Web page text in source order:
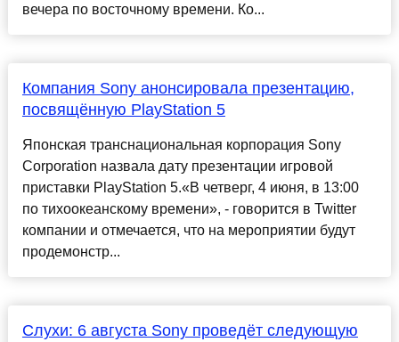
вечера по восточному времени. Ко...
Компания Sony анонсировала презентацию,
посвящённую PlayStation 5
Японская транснациональная корпорация Sony
Corporation назвала дату презентации игровой
приставки PlayStation 5.«В четверг, 4 июня, в 13:00
по тихоокеанскому времени», - говорится в Twitter
компании и отмечается, что на мероприятии будут
продемонстр...
Слухи: 6 августа Sony проведёт следующую